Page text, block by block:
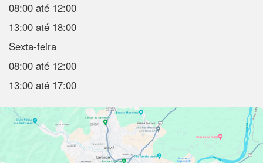
08:00 até 12:00
13:00 até 18:00
Sexta-feira
08:00 até 12:00
13:00 até 17:00